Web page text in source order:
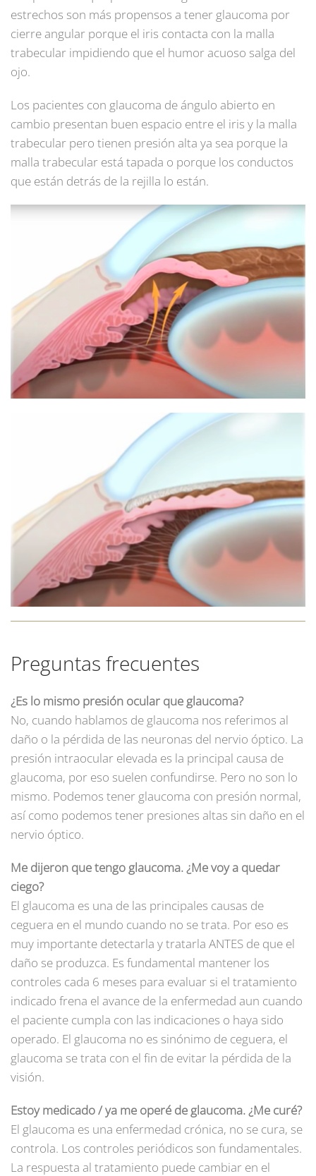
estrechos son más propensos a tener glaucoma por
cierre angular porque el iris contacta con la malla
trabecular impidiendo que el humor acuoso salga del
ojo.
Los pacientes con glaucoma de ángulo abierto en
cambio presentan buen espacio entre el iris y la malla
trabecular pero tienen presión alta ya sea porque la
malla trabecular está tapada o porque los conductos
que están detrás de la rejilla lo están.
Preguntas frecuentes
¿Es lo mismo presión ocular que glaucoma?
No, cuando hablamos de glaucoma nos referimos al
daño o la pérdida de las neuronas del nervio óptico. La
presión intraocular elevada es la principal causa de
glaucoma, por eso suelen confundirse. Pero no son lo
mismo. Podemos tener glaucoma con presión normal,
así como podemos tener presiones altas sin daño en el
nervio óptico.
Me dijeron que tengo glaucoma. ¿Me voy a quedar
ciego?
El glaucoma es una de las principales causas de
ceguera en el mundo cuando no se trata. Por eso es
muy importante detectarla y tratarla ANTES de que el
daño se produzca. Es fundamental mantener los
controles cada 6 meses para evaluar si el tratamiento
indicado frena el avance de la enfermedad aun cuando
el paciente cumpla con las indicaciones o haya sido
operado. El glaucoma no es sinónimo de ceguera, el
glaucoma se trata con el fin de evitar la pérdida de la
visión.
Estoy medicado / ya me operé de glaucoma. ¿Me curé?
El glaucoma es una enfermedad crónica, no se cura, se
controla. Los controles periódicos son fundamentales.
La respuesta al tratamiento puede cambiar en el